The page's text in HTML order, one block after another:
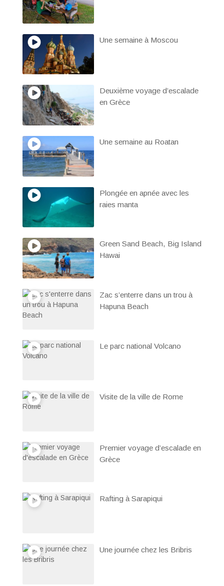
Une semaine à Moscou
Deuxième voyage d’escalade
en Grèce
Une semaine au Roatan
Plongée en apnée avec les
raies manta
Green Sand Beach, Big Island
Hawai
Zac s’enterre dans un trou à
Hapuna Beach
Le parc national Volcano
Visite de la ville de Rome
Premier voyage d’escalade en
Grèce
Rafting à Sarapiqui
Une journée chez les Bribris